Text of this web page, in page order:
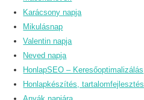
Karácsony napja
Mikulásnap
Valentin napja
Neved napja
HonlapSEO – Keresőoptimalizálás
Honlapkészítés, tartalomfejlesztés